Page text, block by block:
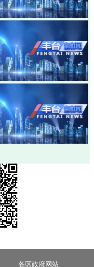
20260805-丰台新闻
20260803-丰台新闻
20260730-丰台新闻
20260728-丰台新闻
20260724-丰台新闻
各区政府网站